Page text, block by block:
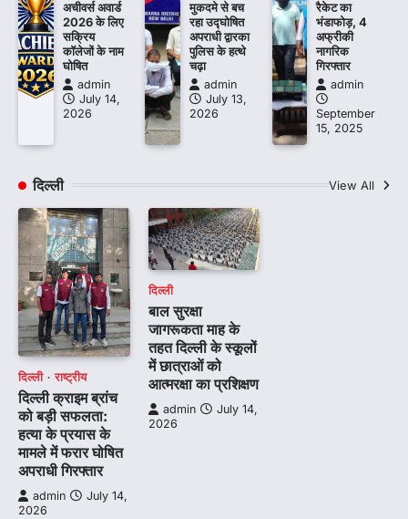
अचीवर्स अवार्ड
2026 के लिए
सक्रिय
कॉलेजों के नाम
घोषित
admin
July 14,
2026
मुकदमे से बच
रहा उद्घोषित
अपराधी द्वारका
पुलिस के हत्थे
चढ़ा
admin
July 13,
2026
रैकेट का
भंडाफोड़, 4
अफ्रीकी
नागरिक
गिरफ्तार
admin
September
15, 2025
दिल्ली View All
दिल्ली राष्ट्रीय
दिल्ली क्राइम ब्रांच
को बड़ी सफलता:
हत्या के प्रयास के
मामले में फरार घोषित
अपराधी गिरफ्तार
admin
July 14,
2026
दिल्ली
बाल सुरक्षा
जागरूकता माह के
तहत दिल्ली के स्कूलों
में छात्राओं को
आत्मरक्षा का प्रशिक्षण
admin
July 14,
2026